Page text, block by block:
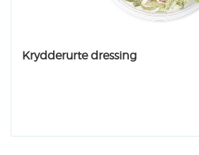
Krydderurte dressing